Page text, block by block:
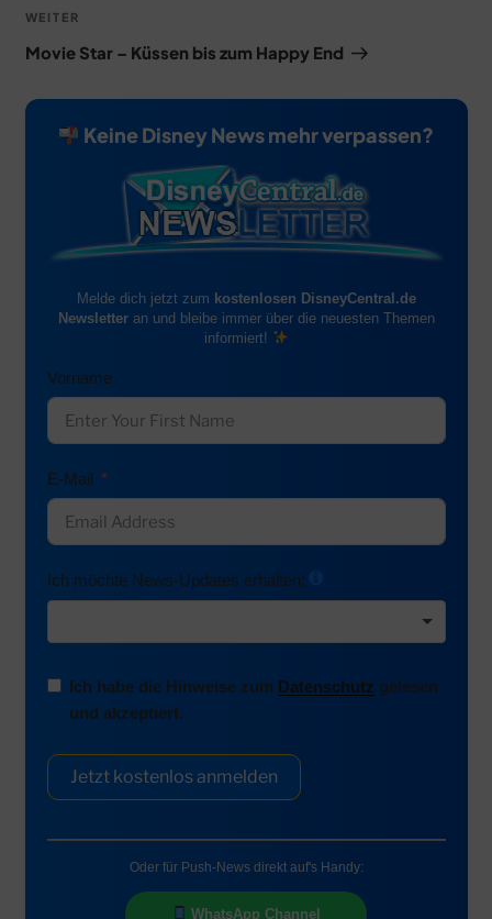
Nächster
Beitrag
WEITER
Movie Star – Küssen bis zum Happy End
Keine Disney News mehr verpassen?
Melde dich jetzt zum kostenlosen DisneyCentral.de
Newsletteran und bleibe immer über die neuesten Themen
informiert!
Vorname
E-Mail
Ich möchte News-Updates erhalten:
Ich habe die Hinweise zum Datenschutz gelesen
und akzeptiert.
Jetzt kostenlos anmelden
Oder für Push-News direkt auf's Handy:
WhatsApp Channel